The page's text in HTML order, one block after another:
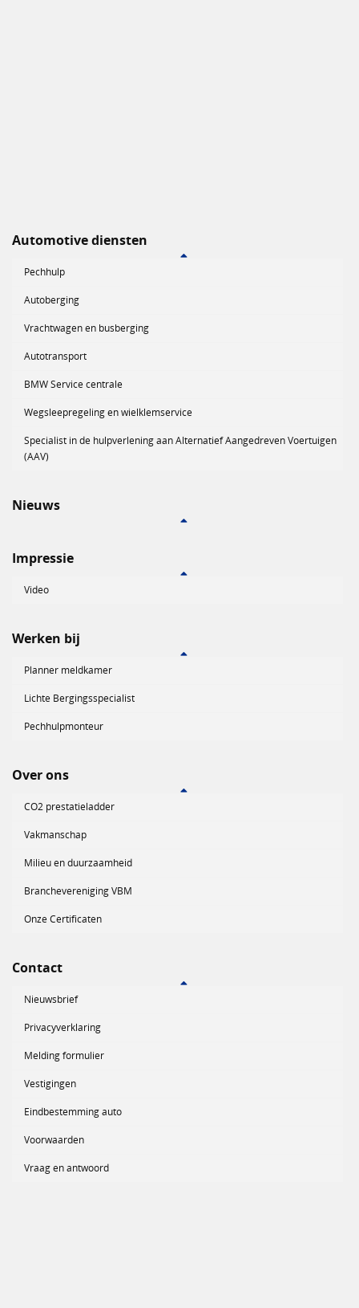
Automotive diensten
Pechhulp
Autoberging
Vrachtwagen en busberging
Autotransport
BMW Service centrale
Wegsleepregeling en wielklemservice
Specialist in de hulpverlening aan Alternatief Aangedreven Voertuigen
(AAV)
Nieuws
Impressie
Video
Werken bij
Planner meldkamer
Lichte Bergingsspecialist
Pechhulpmonteur
Over ons
CO2 prestatieladder
Vakmanschap
Milieu en duurzaamheid
Branchevereniging VBM
Onze Certificaten
Contact
Nieuwsbrief
Privacyverklaring
Melding formulier
Vestigingen
Eindbestemming auto
Voorwaarden
Vraag en antwoord